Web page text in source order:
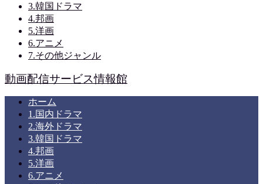
3.韓国ドラマ
4.邦画
5.洋画
6.アニメ
7.その他ジャンル
動画配信サービス情報館
ホーム
1.国内ドラマ
2.海外ドラマ
3.韓国ドラマ
4.邦画
5.洋画
6.アニメ